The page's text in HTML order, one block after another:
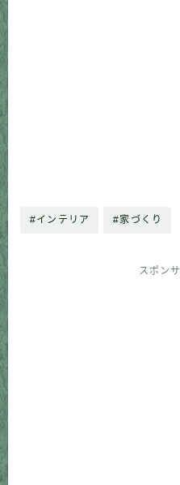
#インテリア #家づくり
スポン